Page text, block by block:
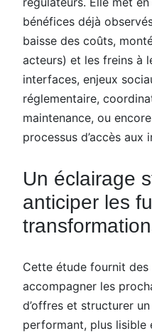
bénéfices déjà
baisse des coûts,
acteurs) et les freins à
interfaces, enjeux
réglementaire,
maintenance, ou
processus d’accès aux
Un éclairage
anticiper les
Cette étude fournit
accompagner les
d’offres et structurer
performant, plus lisible